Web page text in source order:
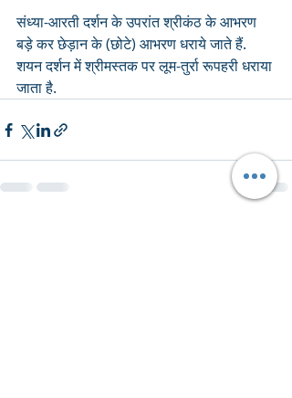
संध्या-आरती दर्शन के उपरांत श्रीकंठ के आभरण
बड़े कर छेड़ान के (छोटे) आभरण धराये जाते हैं.
शयन दर्शन में श्रीमस्तक पर लूम-तुर्रा रूपहरी धराया
जाता है.